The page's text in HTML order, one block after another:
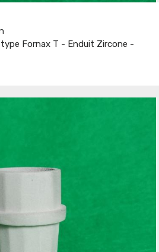
Fornax T - Enduit Zircone -